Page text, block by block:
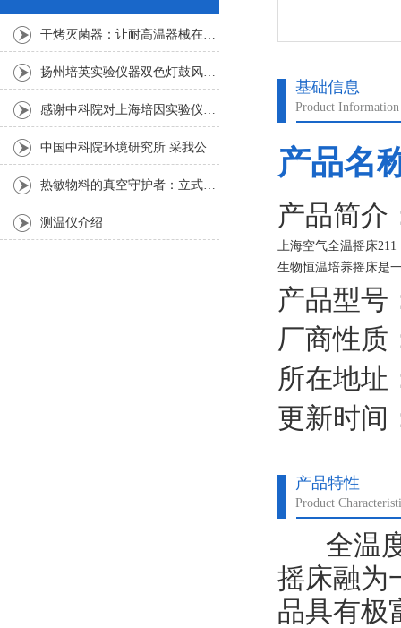
基础信息
Product Information
产品名
产品简介
上海空气全温摇床211
生物恒温培养摇床是
产品型号
厂商性质
所在地址
更新时间
产品特性
Product
全温
摇床融为
品具有极
干烤灭菌器：让耐高温器械在无水高温中重获无菌新生
扬州培英实验仪器双色灯鼓风干燥箱
感谢中科院对上海培因实验仪器的认可
中国中科院环境研究所 采我公司仪器300L人工气候箱 实验效果获高度评价
热敏物料的真空守护者：立式真空干燥箱选购指南
测温仪介绍